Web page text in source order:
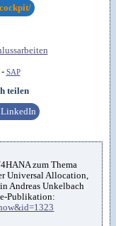
- SAP
teilen
LinkedIn
zum Thema
Universal Allocation,
Andreas Unkelbach
Publikation: